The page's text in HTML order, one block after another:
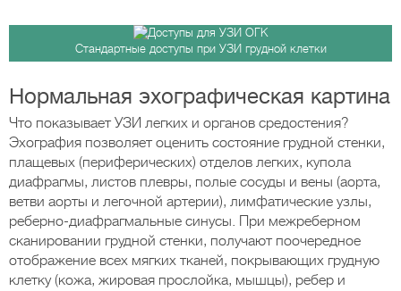
Стандартные доступы при УЗИ грудной клетки
Нормальная эхографическая картина
Что показывает УЗИ легких и органов средостения?
Эхография позволяет оценить состояние грудной стенки,
плащевых (периферических) отделов легких, купола
диафрагмы, листов плевры, полые сосуды и вены (аорта,
ветви аорты и легочной артерии), лимфатические узлы,
реберно-диафрагмальные синусы. При межреберном
сканировании грудной стенки, получают поочередное
отображение всех мягких тканей, покрывающих грудную
клетку (кожа, жировая прослойка, мышцы), ребер и